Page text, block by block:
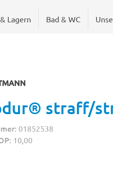
Lagern Bad & WC
straff/
01852538
10,00